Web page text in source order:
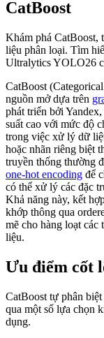
CatBoost
Khám phá CatBoost,
liệu phân loại. Tìm
Ultralytics YOLO26
CatBoost
nguồn mở dựa trên
phát triển bởi
suất cao với mức độ
trong việc xử lý dữ
hoặc nhãn riêng biệt
truyền thống thường
one-hot encoding để
có thể xử lý các đặc
Khả năng này, kết
khớp thông qua
mẽ cho hàng loạt các
liệu.
Ưu điểm cốt
CatBoost tự phân
qua một số lựa chọn
dụng.